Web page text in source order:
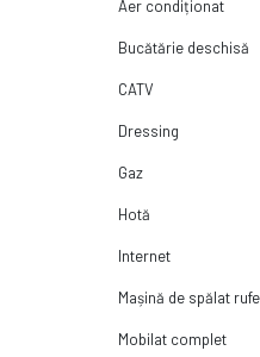
modern și securizat.
Aer condiționat
Bucătărie deschisă
CATV
Dressing
Gaz
Hotă
Internet
Mașină de spălat rufe
Mobilat complet